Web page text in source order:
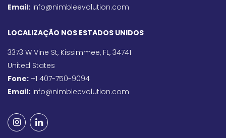
Email: info@nimbleevolution.com
LOCALIZAÇÃO NOS ESTADOS UNIDOS
3373 W Vine St, Kissimmee, FL, 34741
United States
Fone: +1 407-750-9094
Email: info@nimbleevolution.com